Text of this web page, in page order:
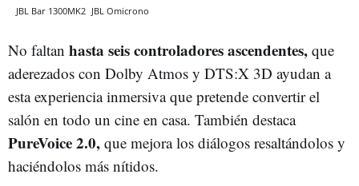
JBL Bar 1300MK2 JBL Omicrono
No faltan hasta seis controladores ascendentes, que
aderezados con Dolby Atmos y DTS:X 3D ayudan a
esta experiencia inmersiva que pretende convertir el
salón en todo un cine en casa. También destaca
PureVoice 2.0, que mejora los diálogos resaltándolos y
haciéndolos más nítidos.